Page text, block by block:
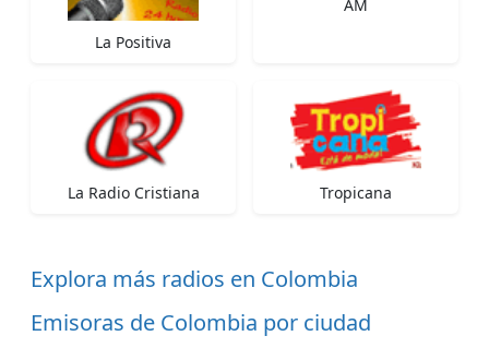
La Positiva
AM
La Radio Cristiana Tropicana
Explora más radios en Colombia
Emisoras de Colombia por ciudad